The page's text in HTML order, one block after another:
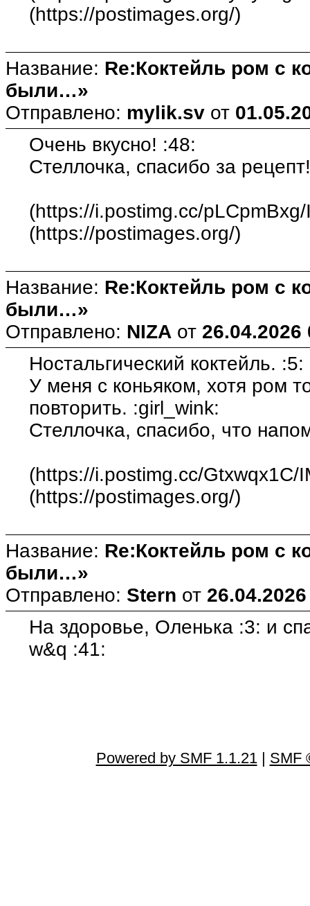
(https://postimages.org/)
Название: Re:Коктейль ром с
были…»
Отправлено: mylik.sv от
Очень вкусно! :48:
Стеллочка, спасибо за
(https://i.postimg.cc/
(https://postimages.org/)
Название: Re:Коктейль ром с
были…»
Отправлено: NIZA от 26.04.2026
Ностальгический коктейль. :5:
У меня с коньяком, хотя ром
повторить. :girl_wink:
Стеллочка, спасибо, что
(https://i.postimg.cc/Gtxwqx1C/
(https://postimages.org/)
Название: Re:Коктейль ром с
были…»
Отправлено: Stern от
На здоровье, Оленька :3: и
w&q :41:
Powered by SMF 1.1.21| SMF